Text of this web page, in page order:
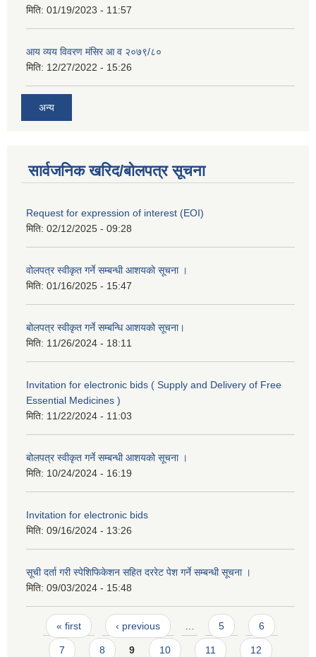
मिति: 01/19/2023 - 11:57
आय व्यय विवरण मंसिर आ व २०७९/८०
मिति: 12/27/2022 - 15:26
अन्य
सार्वजनिक खरिद/बोलपत्र सूचना
Request for expression of interest (EOI)
मिति: 02/12/2025 - 09:28
वोलपत्र स्वीकृत गर्ने सम्बन्धी आशयको सूचना ।
मिति: 01/16/2025 - 15:47
बोलपत्र स्वीकृत गर्ने सम्बन्धि आशयको सूचना।
मिति: 11/26/2024 - 18:11
Invitation for electronic bids ( Supply and Delivery of Free
Essential Medicines )
मिति: 11/22/2024 - 11:03
बोलपत्र स्वीकृत गर्ने सम्बन्धी आशयको सूचना ।
मिति: 10/24/2024 - 16:19
Invitation for electronic bids
मिति: 09/16/2024 - 13:26
सूची दर्ता गरी स्पेशिफिकेशन सहित दररेट पेश गर्ने सम्बन्धी सूचना ।
मिति: 09/03/2024 - 15:48
Pages
« first ‹ previous … 5 6
7 8 9 10 11 12